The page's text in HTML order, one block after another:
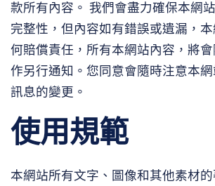
款所有內容。 我們會盡力確保本網
完整性，但內容如有錯誤或遺漏，
何賠償責任，所有本網站內容，將
作另行通知。您同意會隨時注意本
訊息的變更。
使用規範
本網站所有文字、圖像和其他素材